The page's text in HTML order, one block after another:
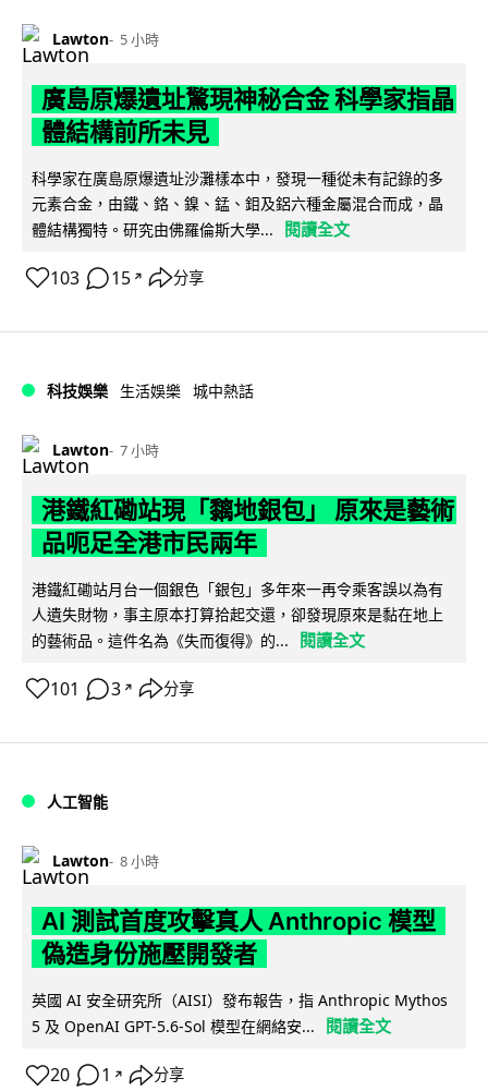
Lawton 5 小時
廣島原爆遺址驚現神秘合金 科學家指晶
體結構前所未見
科學家在廣島原爆遺址沙灘樣本中，發現一種從未有記錄的多
元素合金，由鐵、鉻、鎳、錳、鉬及鋁六種金屬混合而成，晶
體結構獨特。研究由佛羅倫斯大學...
閱讀全文
103 15 ↗ 分享
科技娛樂 生活娛樂 城中熱話
Lawton 7 小時
港鐵紅磡站現「黐地銀包」 原來是藝術
品呃足全港市民兩年
港鐵紅磡站月台一個銀色「銀包」多年來一再令乘客誤以為有
人遺失財物，事主原本打算拾起交還，卻發現原來是黏在地上
的藝術品。這件名為《失而復得》的...
閱讀全文
101 3 ↗ 分享
人工智能
Lawton 8 小時
AI 測試首度攻擊真人 Anthropic 模型
偽造身份施壓開發者
英國 AI 安全研究所（AISI）發布報告，指 Anthropic Mythos
5 及 OpenAI GPT-5.6-Sol 模型在網絡安...
閱讀全文
20 1 ↗ 分享